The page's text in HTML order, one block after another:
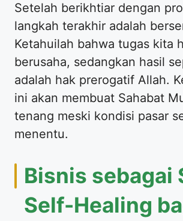
Setelah berikhtiar dengan
langkah terakhir adalah
Ketahuilah bahwa tugas kita
berusaha, sedangkan hasil
adalah hak prerogatif Allah.
ini akan membuat Sahabat
tenang meski kondisi pasar
menentu.
Bisnis sebagai
Self-Healing